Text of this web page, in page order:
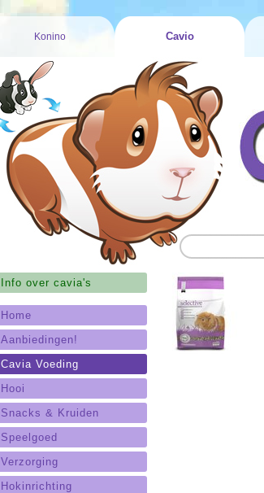
Konino Cavio
Info over cavia's
Home
Aanbiedingen!
Cavia Voeding
Hooi
Snacks & Kruiden
Speelgoed
Verzorging
Hokinrichting